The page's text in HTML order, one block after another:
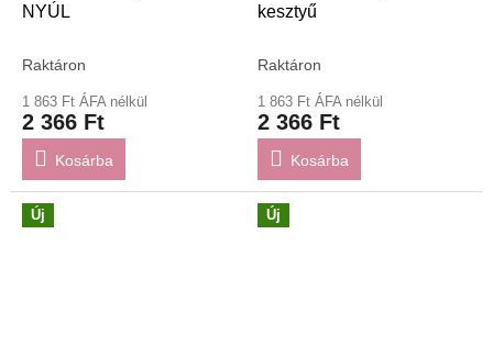
NYÚL
Raktáron
1 863 Ft ÁFA nélkül
2 366 Ft
Kosárba
kesztyű
Raktáron
1 863 Ft ÁFA nélkül
2 366 Ft
Kosárba
Új Új